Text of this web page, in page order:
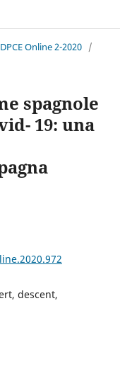
Online 2-2020 /
spagnole
19: una
descent,